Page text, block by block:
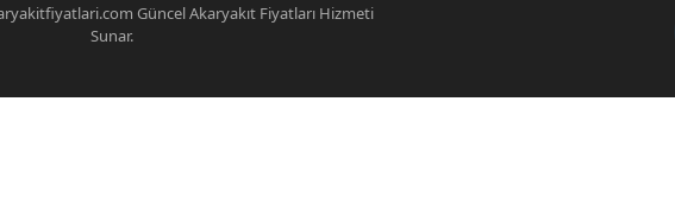
Güncel Akaryakıt Fiyatları Hizmeti
Sunar.